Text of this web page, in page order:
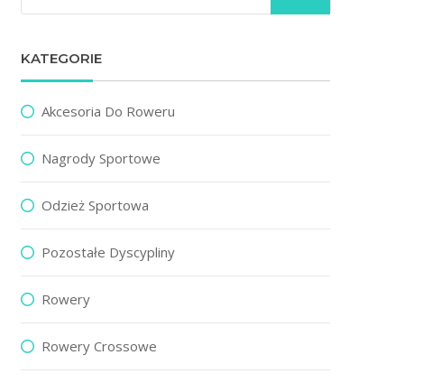
KATEGORIE
Akcesoria Do Roweru
Nagrody Sportowe
Odzież Sportowa
Pozostałe Dyscypliny
Rowery
Rowery Crossowe